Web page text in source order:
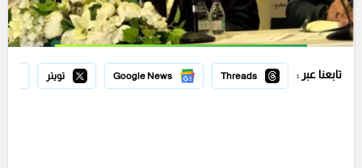
تابعنا عبر : Threads
Google News تويتر